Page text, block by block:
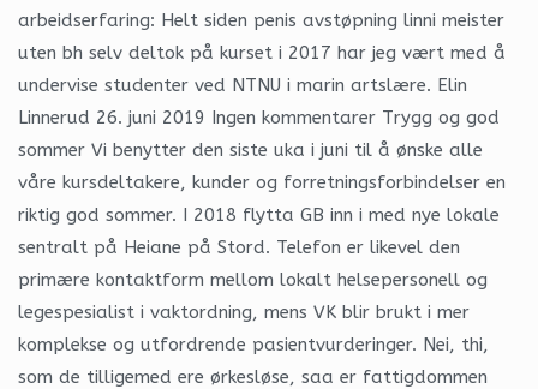
arbeidserfaring: Helt siden penis avstøpning linni meister
uten bh selv deltok på kurset i 2017 har jeg vært med å
undervise studenter ved NTNU i marin artslære. Elin
Linnerud 26. juni 2019 Ingen kommentarer Trygg og god
sommer Vi benytter den siste uka i juni til å ønske alle
våre kursdeltakere, kunder og forretningsforbindelser en
riktig god sommer. I 2018 flytta GB inn i med nye lokale
sentralt på Heiane på Stord. Telefon er likevel den
primære kontaktform mellom lokalt helsepersonell og
legespesialist i vaktordning, mens VK blir brukt i mer
komplekse og utfordrende pasientvurderinger. Nei, thi,
som de tilligemed ere ørkesløse, saa er fattigdommen